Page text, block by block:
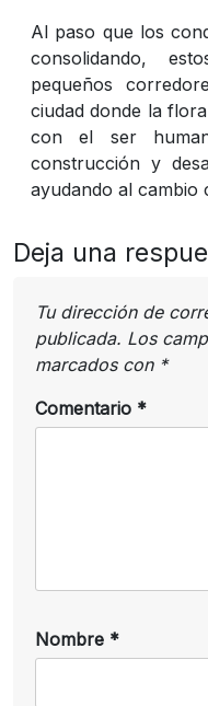
Al paso que los
consolidando,
pequeños
ciudad donde la
con el ser
construcción y
ayudando al cambio
Deja una
Tu dirección de
publicada. Los
marcados con *
Comentario *
Nombre *